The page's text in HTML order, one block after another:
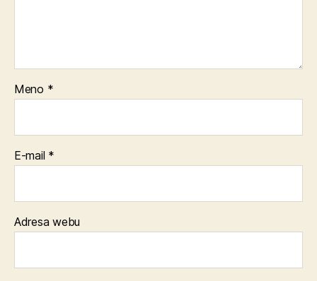
Meno *
E-mail *
Adresa webu